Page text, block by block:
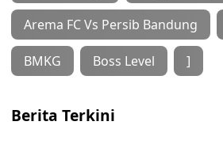
Arema FC Vs Persib Bandung
BMKG Boss Level ]
Berita Terkini